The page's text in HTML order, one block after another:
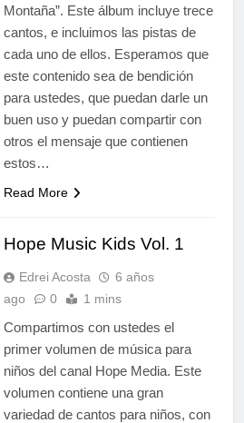
Montaña”. Este álbum incluye trece
cantos, e incluimos las pistas de
cada uno de ellos. Esperamos que
este contenido sea de bendición
para ustedes, que puedan darle un
buen uso y puedan compartir con
otros el mensaje que contienen
estos…
Read More
Hope Music Kids Vol. 1
Edrei Acosta
6 años
ago
0 1 mins
Compartimos con ustedes el
primer volumen de música para
niños del canal Hope Media. Este
volumen contiene una gran
variedad de cantos para niños, con